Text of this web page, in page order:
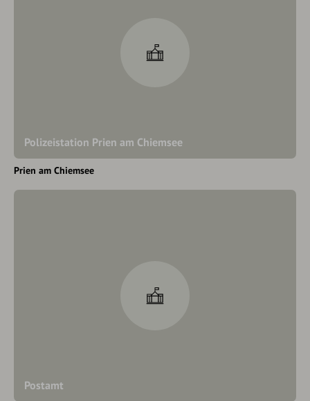
Polizeistation Prien am Chiemsee
Prien am Chiemsee
Postamt